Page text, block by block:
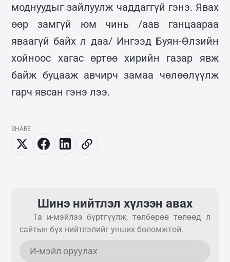
моднуудыг зайлуулж чаддаггүй гэнэ. Явах
өөр замгүй юм чинь /аав ганцаараа
яваагүй байх л даа/ Ингээд Буян-Өлзийн
хойноос хагас өртөө хирийн газар явж
байж буцааж авчирч замаа чөлөөлүүлж
гарч явсан гэнэ лээ.
SHARE
Шинэ нийтлэл хүлээн авах
Та и-мэйлээ бүртгүүлж, төлбөрөө төлөөд л
сайтын бүх нийтлэлийг унших боломжтой.